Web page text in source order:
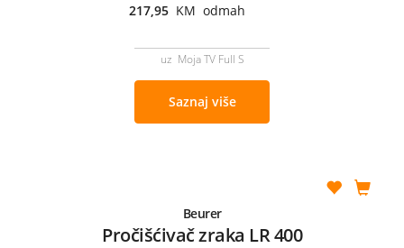
217,95 KM odmah
uz Moja TV Full S
Saznaj više
Beurer
Pročišćivač zraka LR 400